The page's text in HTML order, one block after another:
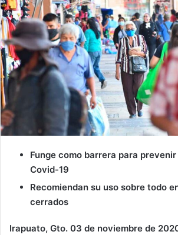
Funge como barrera para
Covid-19
Recomiendan su uso sobre todo
cerrados
Irapuato, Gto. 03 de noviembre de